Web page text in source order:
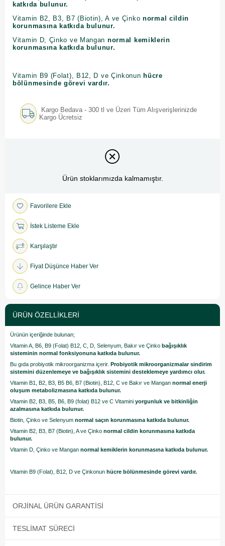
katkıda bulunur.
Vitamin B2, B3, B7 (Biotin), A ve Çinko normal cildin
korunmasına katkıda bulunur.
Vitamin D, Çinko ve Mangan normal kemiklerin
korunmasına katkıda bulunur.
Vitamin B9 (Folat), B12, D ve Çinkonun hücre
bölünmesinde görevi vardır.
Kargo Bedava - 300 tl ve Üzeri Tüm Alışverişlerinizde
Kargo Ücretsiz
Ürün stoklarımızda kalmamıştır.
Favorilere Ekle
İstek Listeme Ekle
Karşılaştır
Fiyat Düşünce Haber Ver
Gelince Haber Ver
ÜRÜN ÖZELLIKLERI
Ürünün içeriğinde bulunan;
Vitamin A, B6, B9 (Folat) B12, C, D, Selenyum, Bakır ve Çinko bağışıklık
sisteminin normal fonksiyonuna katkıda bulunur.
Bu gıda probiyotik mikroorganizma içerir. Probiyotik mikroorganizmalar sindirim
sistemini düzenlemeye ve bağışıklık sistemini desteklemeye yardımcı olur.
Vitamin B1, B2, B3, B5 B6, B7 (Biotin), B12, C ve Bakır ve Mangan normal enerji
oluşum metabolizmasına katkıda bulunur.
Vitamin B2, B3, B5, B6, B9 (folat) B12 ve C Vitamini yorgunluk ve bitkinliğin
azalmasına katkıda bulunur.
Biotin, Çinko ve Selenyum normal saçın korunmasına katkıda bulunur.
Vitamin B2, B3, B7 (Biotin), A ve Çinko normal cildin korunmasına katkıda
bulunur.
Vitamin D, Çinko ve Mangan normal kemiklerin korunmasına katkıda bulunur.
Vitamin B9 (Folat), B12, D ve Çinkonun hücre bölünmesinde görevi vardır.
ORJINAL ÜRÜN GARANTISI
TESLIMAT SÜRECI